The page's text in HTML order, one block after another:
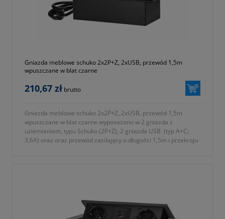
Gniazda meblowe schuko 2x2P+Z, 2xUSB, przewód 1,5m
wpuszczane w blat czarne
210,67 zł brutto
Gniazda meblowe schuko 2x2P+Z, 2xUSB, przewód 1,5m
wpuszczane w blat czarne wyposażono w 2 gniazda z
uziemieniem, typu Schuko (2P+Z), 2 gniazda USB (typ A+C;
3,6A) oraz oraz przewód zasilający o długości 1,5m i przekroju